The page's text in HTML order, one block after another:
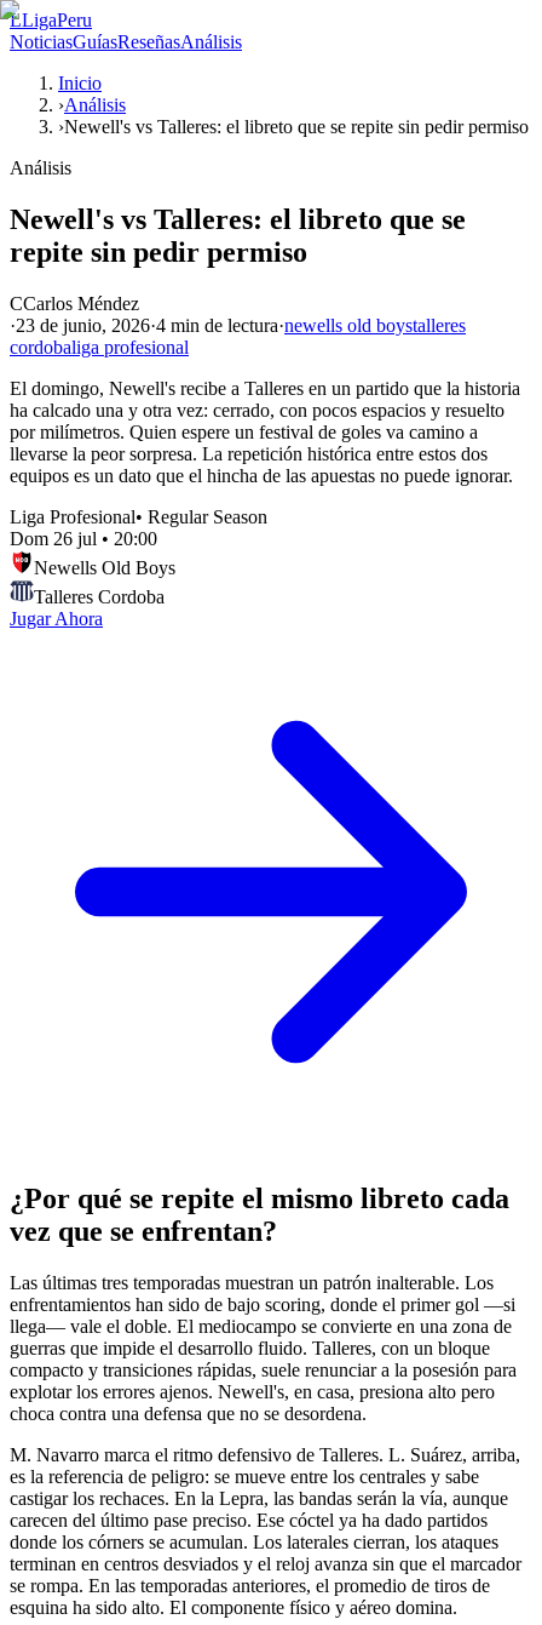
LLigaPeru
NoticiasGuíasReseñasAnálisis
Inicio
›Análisis
›Newell's vs Talleres: el libreto que se repite sin pedir permiso
Análisis
Newell's vs Talleres: el libreto que se
repite sin pedir permiso
CCarlos Méndez
·23 de junio, 2026·4 min de lectura·newells old boystalleres
cordobaliga profesional
El domingo, Newell's recibe a Talleres en un partido que la historia
ha calcado una y otra vez: cerrado, con pocos espacios y resuelto
por milímetros. Quien espere un festival de goles va camino a
llevarse la peor sorpresa. La repetición histórica entre estos dos
equipos es un dato que el hincha de las apuestas no puede ignorar.
Liga Profesional• Regular Season
Dom 26 jul • 20:00
Newells Old Boys
Talleres Cordoba
Jugar Ahora
¿Por qué se repite el mismo libreto cada
vez que se enfrentan?
Las últimas tres temporadas muestran un patrón inalterable. Los
enfrentamientos han sido de bajo scoring, donde el primer gol —si
llega— vale el doble. El mediocampo se convierte en una zona de
guerras que impide el desarrollo fluido. Talleres, con un bloque
compacto y transiciones rápidas, suele renunciar a la posesión para
explotar los errores ajenos. Newell's, en casa, presiona alto pero
choca contra una defensa que no se desordena.
M. Navarro marca el ritmo defensivo de Talleres. L. Suárez, arriba,
es la referencia de peligro: se mueve entre los centrales y sabe
castigar los rechaces. En la Lepra, las bandas serán la vía, aunque
carecen del último pase preciso. Ese cóctel ya ha dado partidos
donde los córners se acumulan. Los laterales cierran, los ataques
terminan en centros desviados y el reloj avanza sin que el marcador
se rompa. En las temporadas anteriores, el promedio de tiros de
esquina ha sido alto. El componente físico y aéreo domina.